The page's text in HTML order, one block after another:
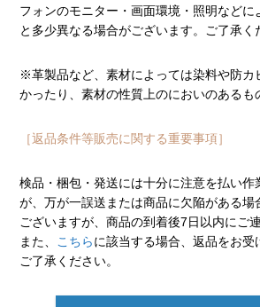
フォンのモニター・画面環境・照明などに
と多少異なる場合がございます。ご了承く
※革製品など、素材によっては染料や防カ
かったり、素材の性質上のにおいのあるも
［返品条件等販売に関する重要事項］
検品・梱包・発送には十分に注意を払い作
が、万が一誤送または商品に欠陥がある場
ございますが、商品の到着後7日以内にご
また、
こちらに該当する場合、返品をお受
ご了承ください。